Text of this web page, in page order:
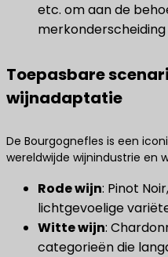
etc. om aan de
Toepasbare
wijnadaptatie
De Bourgognefles is een
wereldwijde wijnindustrie en
Rode wijn​: Pinot
lichtgevoelige
Witte wijn​:
categorieën die